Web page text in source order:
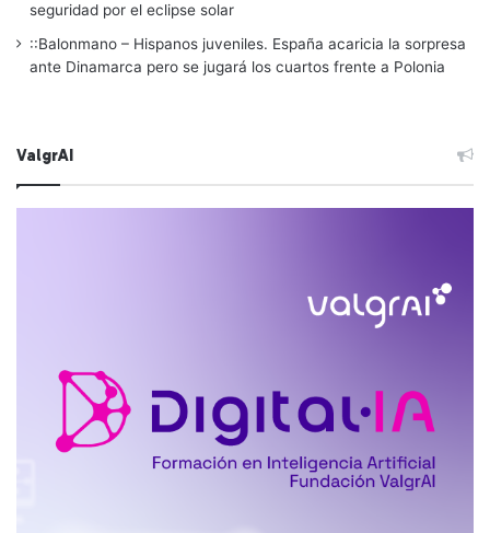
seguridad por el eclipse solar
::Balonmano – Hispanos juveniles. España acaricia la sorpresa
ante Dinamarca pero se jugará los cuartos frente a Polonia
ValgrAI